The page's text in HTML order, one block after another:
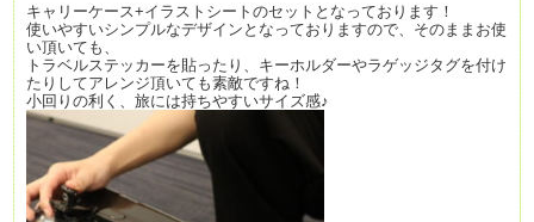
キャリーケース+イラストシートのセットとなっております！
使いやすいシンプルなデザインとなっておりますので、そのままお使
い頂いても、
トラベルステッカーを貼ったり、キーホルダーやラゲッジタグを付け
たりしてアレンジ頂いても素敵ですね！
小回りの利く、旅には持ちやすいサイズ感♪